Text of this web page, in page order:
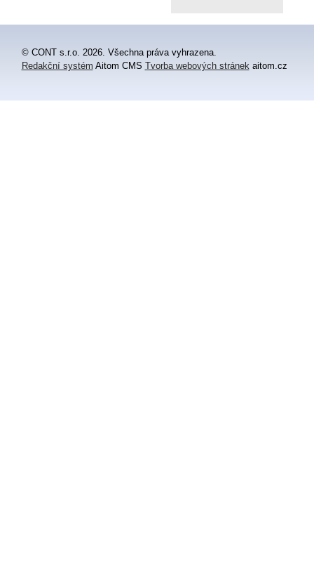
© CONT s.r.o. 2026. Všechna práva vyhrazena.
Redakční systém Aitom CMS Tvorba webových stránekaitom.cz